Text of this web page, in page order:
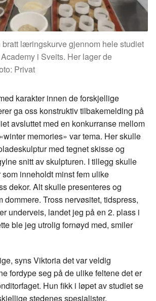
læringskurve gjennom hele studiet
i Sveits. Her lager de
Privat
karakter innen de forskjellige
ga oss konstruktiv tilbakemelding på
avsluttet med en konkurranse mellom
memories» var tema. Her skulle
med tegnet skisse og
snitt av skulpturen. I tillegg skulle
inneholdt minst fem ulike
dekor. Alt skulle presenteres og
dommere. Tross nervøsitet, tidspress,
underveis, landet jeg på en 2. plass i
ble jeg utrolig fornøyd med, smiler
syns Viktoria det var veldig
fordype seg på de ulike feltene det er
Hun fikk i løpet av studiet se
stedenes spesialister.